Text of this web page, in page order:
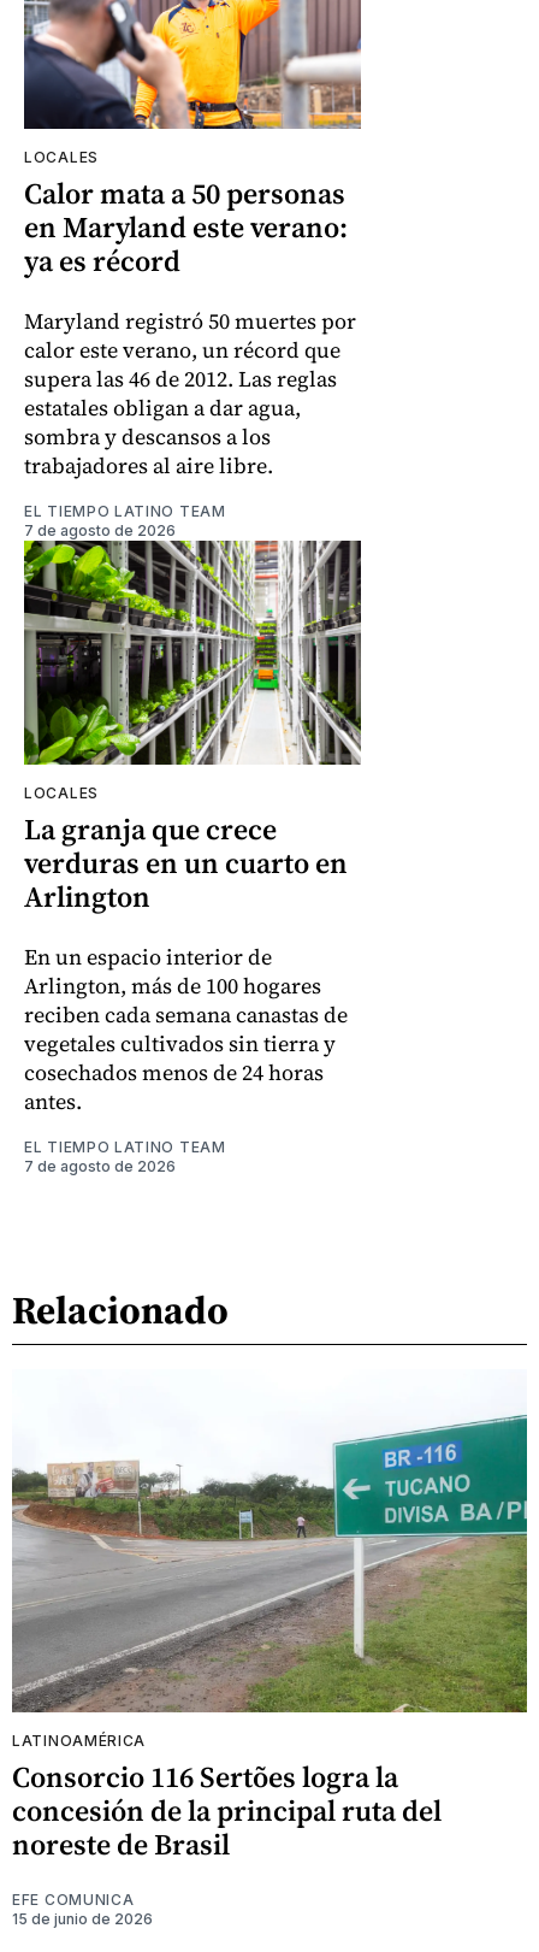
LOCALES
Calor mata a 50 personas
en Maryland este verano:
ya es récord
Maryland registró 50 muertes por
calor este verano, un récord que
supera las 46 de 2012. Las reglas
estatales obligan a dar agua,
sombra y descansos a los
trabajadores al aire libre.
EL TIEMPO LATINO TEAM
7 de agosto de 2026
LOCALES
La granja que crece
verduras en un cuarto en
Arlington
En un espacio interior de
Arlington, más de 100 hogares
reciben cada semana canastas de
vegetales cultivados sin tierra y
cosechados menos de 24 horas
antes.
EL TIEMPO LATINO TEAM
7 de agosto de 2026
Relacionado
LATINOAMÉRICA
Consorcio 116 Sertões logra la
concesión de la principal ruta del
noreste de Brasil
EFE COMUNICA
15 de junio de 2026